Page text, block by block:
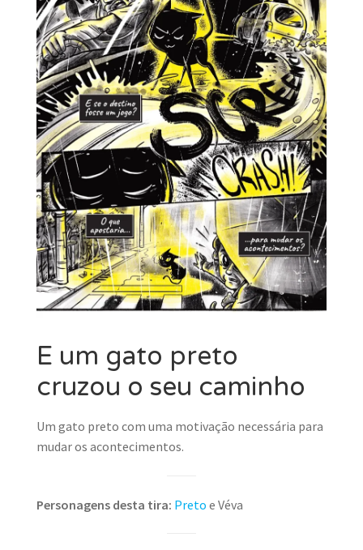
MINHA CONTA
CARRINHO
Search
for:
Search Button
E um gato preto
cruzou o seu caminho
Um gato preto com uma motivação necessária para
mudar os acontecimentos.
Personagens desta tira: Preto e Véva